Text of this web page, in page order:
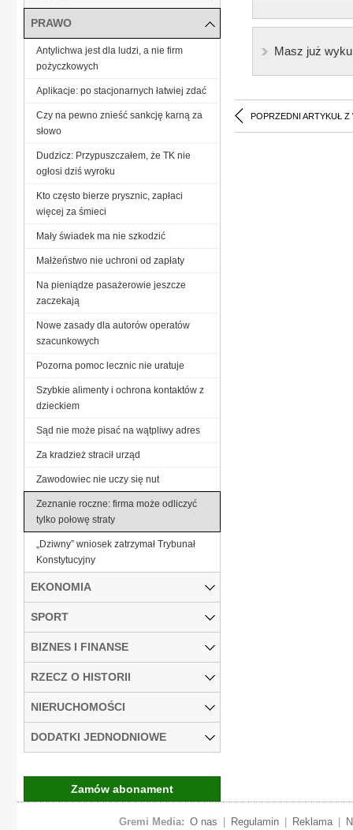
Masz już
POPRZEDNI ARTYKUŁ Z
PRAWO
Antylichwa jest dla ludzi, a nie firm
pożyczkowych
Aplikacje: po stacjonarnych łatwiej zdać
Czy na pewno znieść sankcję karną za
słowo
Dudzicz: Przypuszczałem, że TK nie
ogłosi dziś wyroku
Kto często bierze prysznic, zapłaci
więcej za śmieci
Mały świadek ma nie szkodzić
Małżeństwo nie uchroni od zapłaty
Na pieniądze pasażerowie jeszcze
zaczekają
Nowe zasady dla autorów operatów
szacunkowych
Pozorna pomoc lecznic nie uratuje
Szybkie alimenty i ochrona kontaktów z
dzieckiem
Sąd nie może pisać na wątpliwy adres
Za kradzież stracił urząd
Zawodowiec nie uczy się nut
Zeznanie roczne: firma może odliczyć
tylko połowę straty
„Dziwny” wniosek zatrzymał Trybunał
Konstytucyjny
EKONOMIA
SPORT
BIZNES I FINANSE
RZECZ O HISTORII
NIERUCHOMOŚCI
DODATKI JEDNODNIOWE
Zamów abonament
Gremi Media: O nas Regulamin Reklama